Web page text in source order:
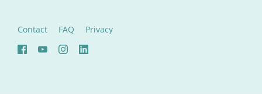
Contact FAQ Privacy